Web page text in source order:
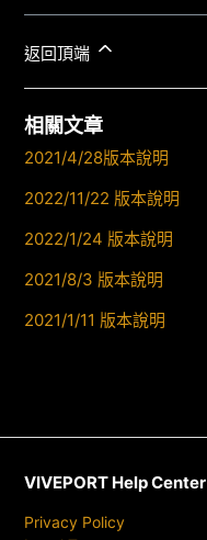
返回頂端
相關文章
2021/4/28版本說明
2022/11/22 版本說明
2022/1/24 版本說明
2021/8/3 版本說明
2021/1/11 版本說明
VIVEPORT Help Center
Privacy Policy